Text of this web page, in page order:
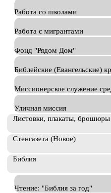
Работа со школами
Работа с мигрантами
Фонд "Рядом Дом"
Библейские (Евангельские)
Миссионерское служение
Уличная миссия
Листовки, плакаты, брошюры
Стенгазета (Новое)
Библия
Чтение: "Библия за год"